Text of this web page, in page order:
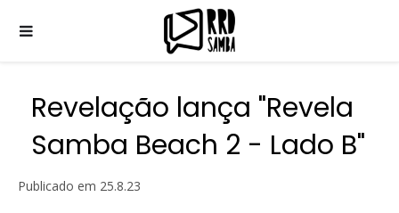
Revelação lança "Revela
Samba Beach 2 - Lado B"
Publicado em 25.8.23